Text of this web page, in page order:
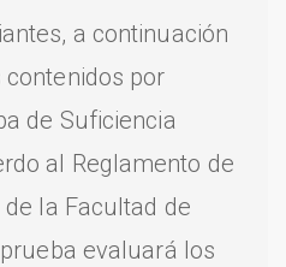
a continuación
por
de Suficiencia
al Reglamento de
la Facultad de
evaluará los